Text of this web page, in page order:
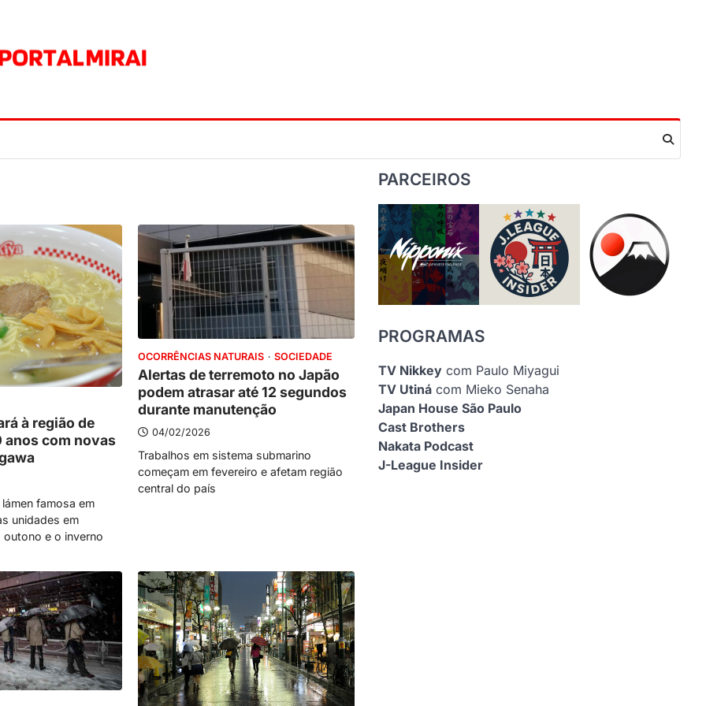
à região de
anos com novas
famosa em
unidades em
outono e o inverno
OCORRÊNCIAS NATURAIS SOCIEDADE
Alertas de terremoto no Japão
podem atrasar até 12 segundos
durante manutenção
04/02/2026
Trabalhos em sistema submarino
começam em fevereiro e afetam região
central do país
PARCEIROS
PROGRAMAS
TV Nikkey com Paulo Miyagui
TV Utiná com Mieko Senaha
Japan House São Paulo
Cast Brothers
Nakata Podcast
J-League Insider